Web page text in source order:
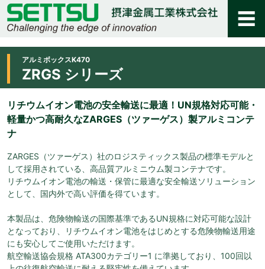
アルミボックスK470
ZRGS シリーズ
リチウムイオン電池の安全輸送に最適！UN規格対応可能・
軽量かつ高耐久なZARGES（ツァーゲス）製アルミコンテ
ナ
ZARGES（ツァーゲス）社のロジスティックス製品の標準モデルと
して採用されている、高品質アルミニウム製コンテナです。
リチウムイオン電池の輸送・保管に最適な安全輸送ソリューション
として、国内外で高い評価を得ています。
本製品は、危険物輸送の国際基準であるUN規格に対応可能な設計
となっており、リチウムイオン電池をはじめとする危険物輸送用途
にも安心してご使用いただけます。
航空輸送協会規格 ATA300カテゴリー1 に準拠しており、100回以